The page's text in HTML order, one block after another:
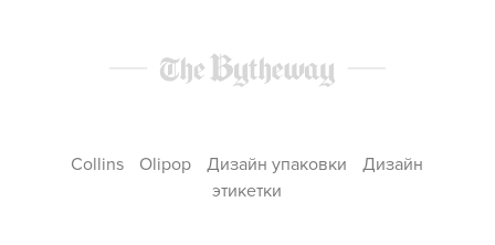
Collins Olipop Дизайн упаковки
Дизайн
этикетки